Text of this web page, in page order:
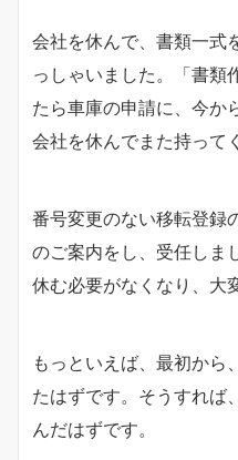
会社を休んで、書類一式
っしゃいました。「書類
たら車庫の申請に、今か
会社を休んでまた持って
番号変更のない移転登録
のご案内をし、受任しま
休む必要がなくなり、大
もっといえば、最初から
たはずです。そうすれば
んだはずです。